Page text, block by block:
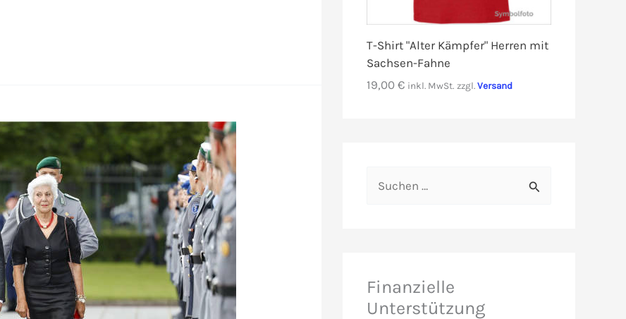
T-Shirt "Alter Kämpfer" Herren mit
Sachsen-Fahne
19,00 € inkl. MwSt. zzgl. Versand
n
Finanzielle
Unterstützung